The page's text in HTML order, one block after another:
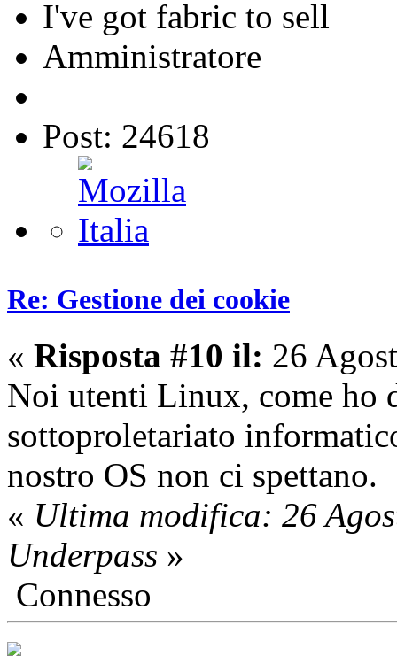
I've got fabric to sell
Amministratore
Post: 24618
Re: Gestione dei cookie
« Risposta #10 il: 26
Noi utenti Linux, come ho
sottoproletariato
nostro OS non ci spettano.
« Ultima modifica: 26
Underpass »
Connesso